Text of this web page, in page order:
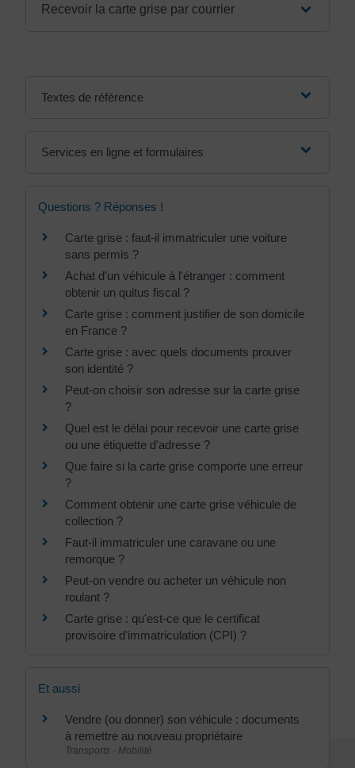
Recevoir la carte grise par courrier
Textes de référence
Services en ligne et formulaires
Questions ? Réponses !
Carte grise : faut-il immatriculer une voiture
sans permis ?
Achat d'un véhicule à l'étranger : comment
obtenir un quitus fiscal ?
Carte grise : comment justifier de son domicile
en France ?
Carte grise : avec quels documents prouver
son identité ?
Peut-on choisir son adresse sur la carte grise
?
Quel est le délai pour recevoir une carte grise
ou une étiquette d'adresse ?
Que faire si la carte grise comporte une erreur
?
Comment obtenir une carte grise véhicule de
collection ?
Faut-il immatriculer une caravane ou une
remorque ?
Peut-on vendre ou acheter un véhicule non
roulant ?
Carte grise : qu'est-ce que le certificat
provisoire d'immatriculation (CPI) ?
Et aussi
Vendre (ou donner) son véhicule : documents
à remettre au nouveau propriétaire
Transports - Mobilité